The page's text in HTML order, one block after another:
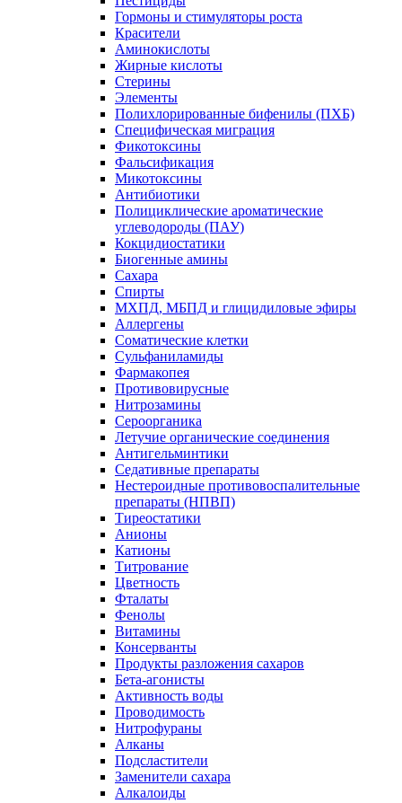
Гормоны и стимуляторы роста
Красители
Аминокислоты
Жирные кислоты
Стерины
Элементы
Полихлорированные бифенилы (ПХБ)
Специфическая миграция
Фикотоксины
Фальсификация
Микотоксины
Антибиотики
Полициклические ароматические
углеводороды (ПАУ)
Кокцидиостатики
Биогенные амины
Сахара
Спирты
МХПД, МБПД и глицидиловые эфиры
Аллергены
Соматические клетки
Сульфаниламиды
Фармакопея
Противовирусные
Нитрозамины
Сероорганика
Летучие органические соединения
Антигельминтики
Седативные препараты
Нестероидные противовоспалительные
препараты (НПВП)
Тиреостатики
Анионы
Катионы
Титрование
Цветность
Фталаты
Фенолы
Витамины
Консерванты
Продукты разложения сахаров
Бета-агонисты
Активность воды
Проводимость
Нитрофураны
Алканы
Подсластители
Заменители сахара
Алкалоиды